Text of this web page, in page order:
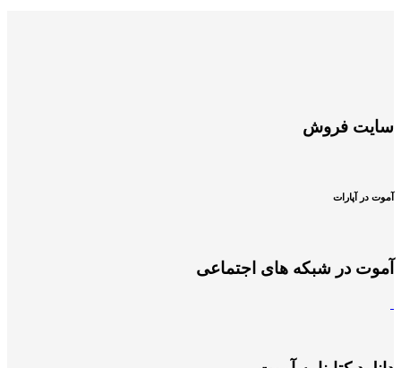
سایت فروش
آموت در آپارات
آموت در شبکه های اجتماعی